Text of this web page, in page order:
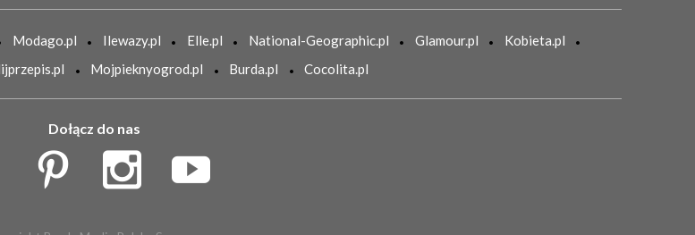
Modago.pl Ilewazy.pl Elle.pl National-Geographic.pl Glamour.pl
Kobieta.pl
Mojpieknyogrod.pl Burda.pl Cocolita.pl
Dołącz do nas